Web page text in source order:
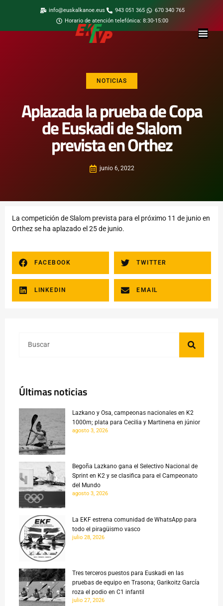
info@euskalkanoe.eus 943 051 365
670 340 765
Horario de atención telefónica: 8:30-15:00
NOTICIAS
Aplazada la prueba de Copa
de Euskadi de Slalom
prevista en Orthez
junio 6, 2022
La competición de Slalom prevista para el próximo 11 de junio en
Orthez se ha aplazado el 25 de junio.
FACEBOOK TWITTER
LINKEDIN EMAIL
Últimas noticias
Lazkano y Osa, campeonas nacionales en K2
1000m; plata para Cecilia y Martinena en júnior
agosto 3, 2026
Begoña Lazkano gana el Selectivo Nacional de
Sprint en K2 y se clasifica para el Campeonato
del Mundo
agosto 3, 2026
La EKF estrena comunidad de WhatsApp para
todo el piragüismo vasco
julio 28, 2026
Tres terceros puestos para Euskadi en las
pruebas de equipo en Trasona; Garikoitz García
roza el podio en C1 infantil
julio 27, 2026